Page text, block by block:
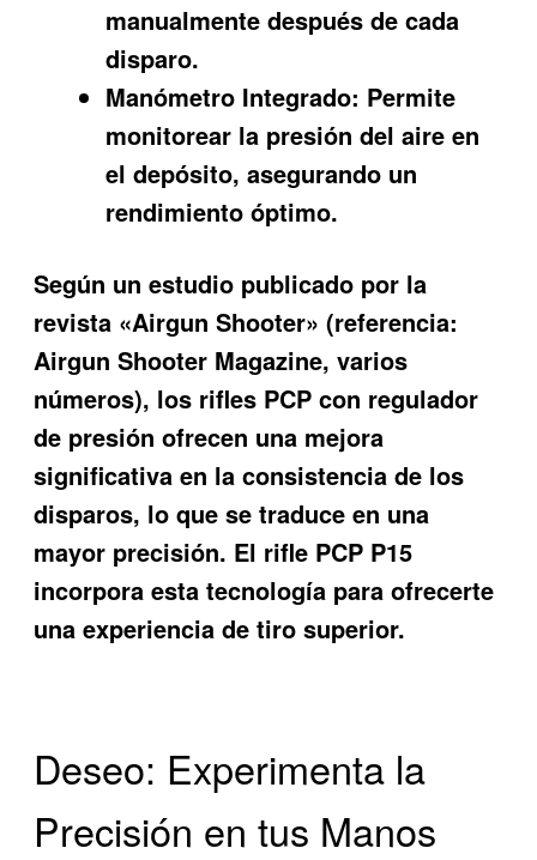
manualmente después de cada
disparo.
Manómetro Integrado: Permite
monitorear la presión del aire en
el depósito, asegurando un
rendimiento óptimo.
Según un estudio publicado por la
revista «Airgun Shooter» (referencia:
Airgun Shooter Magazine, varios
números), los rifles PCP con regulador
de presión ofrecen una mejora
significativa en la consistencia de los
disparos, lo que se traduce en una
mayor precisión. El rifle PCP P15
incorpora esta tecnología para ofrecerte
una experiencia de tiro superior.
Deseo: Experimenta la
Precisión en tus Manos